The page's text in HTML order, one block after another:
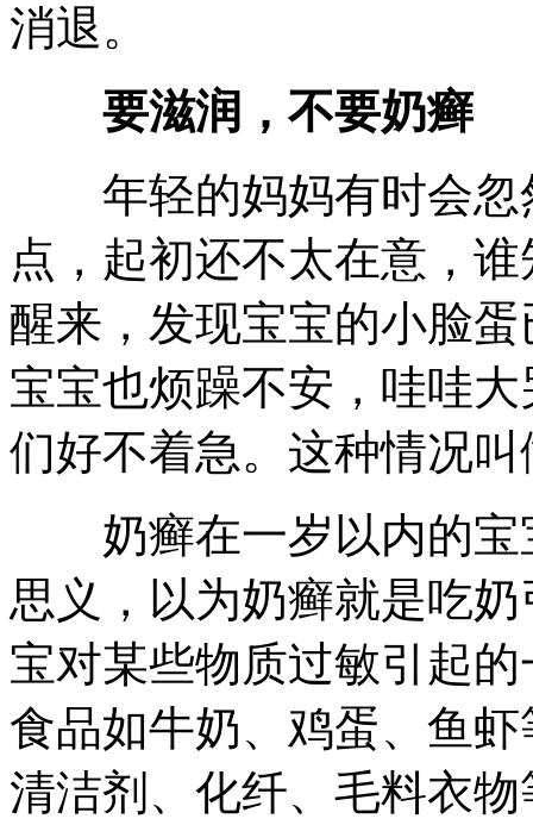
消退。
要滋润，不要奶癣
年轻的妈妈有时会忽
点，起初还不太在意，
醒来，发现宝宝的小脸
宝宝也烦躁不安，哇哇
们好不着急。这种情况
奶癣在一岁以内的宝
思义，以为奶癣就是吃
宝对某些物质过敏引起
食品如牛奶、鸡蛋、鱼
清洁剂、化纤、毛料衣